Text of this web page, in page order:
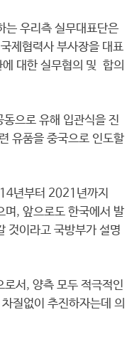
는 우리측 실무대표단은
제협력사 부사장을 대표
대한 실무협의 및 합의
으로 유해 입관식을 진
유품을 중국으로 인도할
년부터 2021년까지
, 앞으로도 한국에서 발
것이라고 국방부가 설명
서, 양측 모두 적극적인
질없이 추진하자는데 의